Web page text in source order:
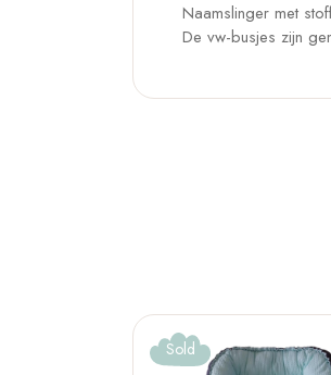
Naamslinger met
De vw-busjes zijn
Sold